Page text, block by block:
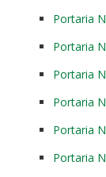
Portaria
Portaria
Portaria
Portaria
Portaria
Portaria